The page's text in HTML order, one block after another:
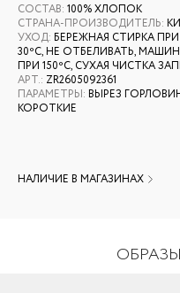
СОСТАВ: 100% ХЛОПОК
СТРАНА-ПРОИЗВОДИТЕЛЬ:
УХОД: БЕРЕЖНАЯ СТИРКА
30ºС, НЕ ОТБЕЛИВАТЬ,
ПРИ 150ºС, СУХАЯ ЧИСТКА
АРТ.: ZR2605092361
ПАРАМЕТРЫ: ВЫРЕЗ
КОРОТКИЕ
НАЛИЧИЕ В МАГАЗИНАХ